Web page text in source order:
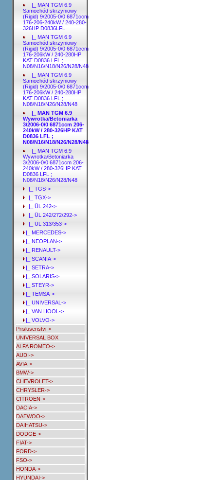
|_ MAN TGM 6.9
Samochód skrzyniowy
(Rigid) 9/2005-0/0 6871ccm
176-206-240kW / 240-280-
326HP D0836LFL
|_ MAN TGM 6.9
Samochód skrzyniowy
(Rigid) 9/2005-0/0 6871ccm
176-206kW / 240-280HP
KAT D0836 LFL ;
N08/N16/N18/N26/N28/N48
|_ MAN TGM 6.9
Samochód skrzyniowy
(Rigid) 9/2005-0/0 6871ccm
176-206kW / 240-280HP
KAT D0836 LFL ;
N08/N18/N26/N28/N48
|_ MAN TGM 6.9
Wywrotka/Betoniarka
3/2006-0/0 6871ccm 206-
240kW / 280-326HP KAT
D0836 LFL ;
N08/N16/N18/N26/N28/N48
|_ MAN TGM 6.9
Wywrotka/Betoniarka
3/2006-0/0 6871ccm 206-
240kW / 280-326HP KAT
D0836 LFL ;
N08/N18/N26/N28/N48
|_ TGS->
|_ TGX->
|_ ÜL 242->
|_ ÜL 242/272/292->
|_ ÜL 313/353->
|_ MERCEDES->
|_ NEOPLAN->
|_ RENAULT->
|_ SCANIA->
|_ SETRA->
|_ SOLARIS->
|_ STEYR->
|_ TEMSA->
|_ UNIVERSAL->
|_ VAN HOOL->
|_ VOLVO->
Prislusenstvi->
UNIVERSAL BOX
ALFA ROMEO->
AUDI->
AVIA->
BMW->
CHEVROLET->
CHRYSLER->
CITROEN->
DACIA->
DAEWOO->
DAIHATSU->
DODGE->
FIAT->
FORD->
FSO->
HONDA->
HYUNDAI->